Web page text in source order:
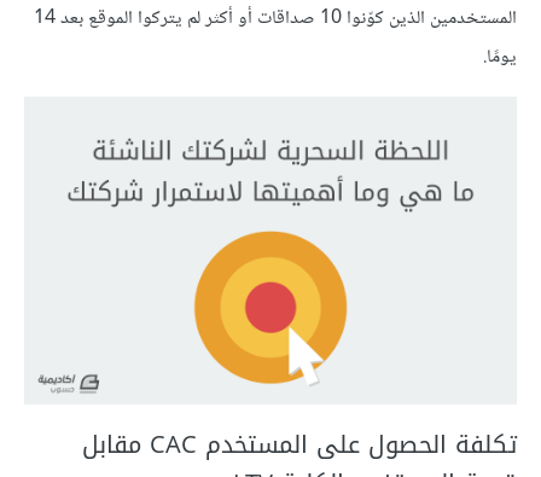
المستخدمين الذين كوّنوا 10 صداقات أو أكثر لم يتركوا الموقع بعد 14
يومًا.
تكلفة الحصول على المستخدم CAC مقابل